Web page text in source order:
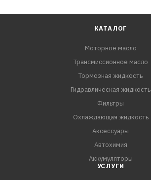
КАТАЛОГ
Моторное масло
Трансмиссионное масло
Тормозная жидкость
Гидравлическая жидкость
Фильтры
Охлаждающая жидкость
Аксессуары
Автохимия
Аккумуляторы
УСЛУГИ